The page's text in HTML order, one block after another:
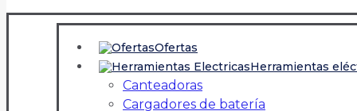
Ofertas
Herramientas
Canteadoras
Cargadores de batería